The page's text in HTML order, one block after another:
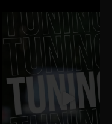
vanmecampervans
Aug 3